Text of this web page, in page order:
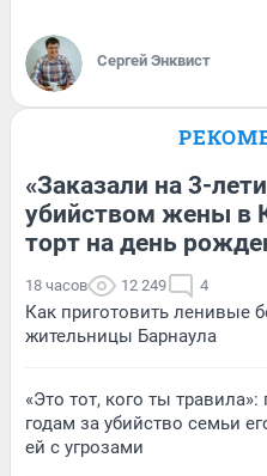
Сергей Энквист
«Заказали на 3-
убийством жены в
торт на день
18 часов 12 249 4
Как приготовить ленивые
жительницы Барнаула
«Это тот, кого ты
годам за убийство семьи
ей с угрозами